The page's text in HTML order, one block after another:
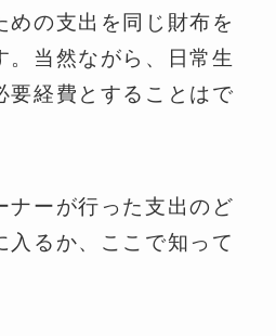
めの支出を同じ財布を
。当然ながら、日常生
要経費とすることはで
ナーが行った支出のど
入るか、ここで知って